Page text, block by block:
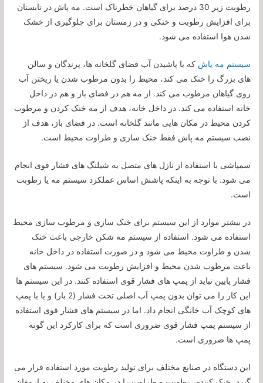
رطوبت زیر 30 درصد برای گیاهان خطرناک است. مه پاش در تابستان
برای افزایش رطوبت و خنکی و در زمستان برای جلوگیری از خشک
شدن هوا استفاده می شود.
سیستم مه پاش که با پاشیدن آب فضای گلخانه ها، پرندگان و سالن
های بزرگ را خنک می کند، محیط را بدون مرطوب شدن یا ریختن آب
روی گیاهان مرطوب می کند. از مه هم در فضای باز و هم در داخل
خانه استفاده می کند. در داخل خانه، هدف از مه خنک کردن و مرطوب
کردن محیط در مکان هایی مانند گلخانه است. در فضای باز، هدف از
نصب سیستم مه پاش فقط خنک سازی و طراوت محیط است.
سمپاشی با استفاده از نازل های متصل به شیلنگ های فشار قوی انجام
می شود. با توجه به اینکه پاشش اساس عملکرد سیستم مه یا رطوبت
است.
در بیشتر موارد از این سیستم برای خنک سازی و مرطوب سازی محیط
استفاده می شود. استفاده از سیستم مه شکن خارجی باعث خنک
شدن و طراوت محیط می شود و در صورت استفاده در داخل خانه
باعث مرطوب شدن محیط و افزایش رطوبت می شود. سیستم های
فشار پایین نباید از پمپ های فشار قوی استفاده کنند. در این سیستم ها
این کار را می توان بدون پمپ آب اصلی تحت فشار (2 بار) و یا با پمپ
های کوچک آب خانگی انجام داد. اما در سیستم های فشار قوی استفاده
از سیستم پمپ فشار قوی ضروری است که برای کارکرد این گونه
پمپ ها ضروری است.
این دستگاه در صنایع مختلف برای تولید رطوبت مورد استفاده قرار می